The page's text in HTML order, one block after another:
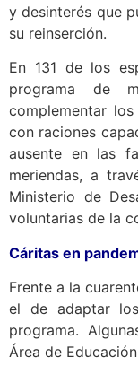
y desinterés que
su reinserción.
En 131 de los
programa de
complementar
con raciones
ausente en las
meriendas, a
Ministerio de
voluntarias de la
Cáritas en
Frente a la
el de adaptar
programa.
Área de